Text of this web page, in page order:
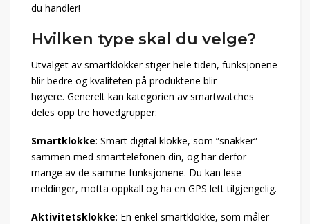
du handler!
Hvilken type skal du velge?
Utvalget av smartklokker stiger hele tiden, funksjonene
blir bedre og kvaliteten på produktene blir
høyere. Generelt kan kategorien av smartwatches
deles opp tre hovedgrupper:
Smartklokke: Smart digital klokke, som ”snakker”
sammen med smarttelefonen din, og har derfor
mange av de samme funksjonene. Du kan lese
meldinger, motta oppkall og ha en GPS lett tilgjengelig.
Aktivitetsklokke: En enkel smartklokke, som måler